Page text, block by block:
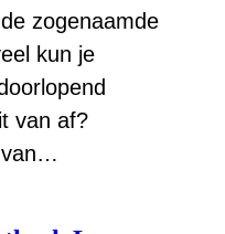
zogenaamde
kun je
van af?
van…